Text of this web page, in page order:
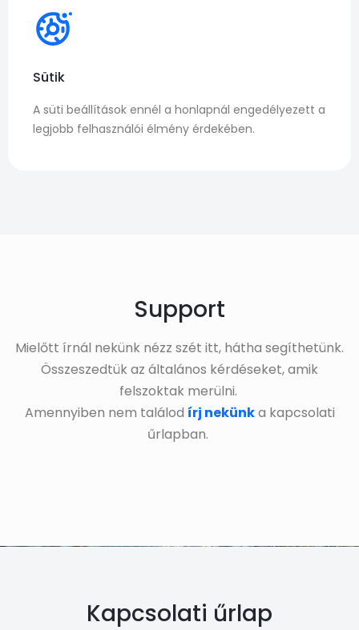
Sütik
A süti beállítások ennél a honlapnál engedélyezett a
legjobb felhasználói élmény érdekében.
Support
Mielőtt írnál nekünk nézz szét itt, hátha segíthetünk.
Összeszedtük az általános kérdéseket, amik
felszoktak merülni.
Amennyiben nem találod írj nekünka kapcsolati
űrlapban.
Kapcsolati űrlap